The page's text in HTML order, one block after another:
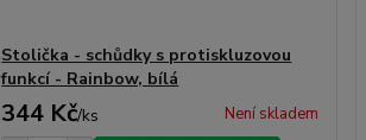
Stolička - schůdky s protiskluzovou
funkcí - Rainbow, bílá
344 Kč/ks Není skladem